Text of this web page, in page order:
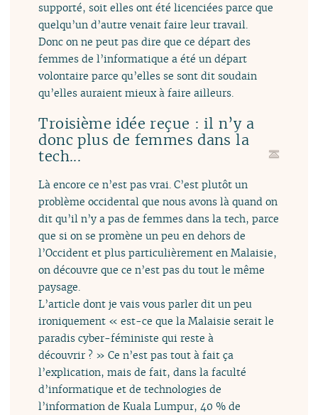
supporté, soit elles ont été licenciées parce que
quelqu’un d’autre venait faire leur travail.
Donc on ne peut pas dire que ce départ des
femmes de l’informatique a été un départ
volontaire parce qu’elles se sont dit soudain
qu’elles auraient mieux à faire ailleurs.
Troisième idée reçue : il n’y a
donc plus de femmes dans la
tech...
Là encore ce n’est pas vrai. C’est plutôt un
problème occidental que nous avons là quand on
dit qu’il n’y a pas de femmes dans la tech, parce
que si on se promène un peu en dehors de
l’Occident et plus particulièrement en Malaisie,
on découvre que ce n’est pas du tout le même
paysage.
L’article dont je vais vous parler dit un peu
ironiquement « est-ce que la Malaisie serait le
paradis cyber-féministe qui reste à
découvrir ? » Ce n’est pas tout à fait ça
l’explication, mais de fait, dans la faculté
d’informatique et de technologies de
l’information de Kuala Lumpur, 40 % de